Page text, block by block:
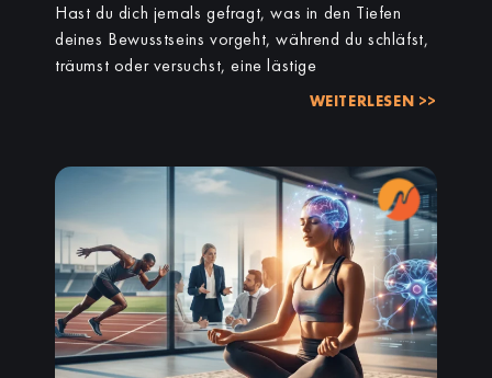
Hast du dich jemals gefragt, was in den Tiefen
deines Bewusstseins vorgeht, während du schläfst,
träumst oder versuchst, eine lästige
WEITERLESEN >>